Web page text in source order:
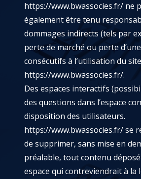
https://www.bwassocies.fr/ ne
également être tenu
dommages indirects (tels par
perte de marché ou perte
consécutifs à l’utilisation du site
https://www.bwassocies.fr/.
Des espaces interactifs
des questions dans l’espace
disposition des utilisateurs.
https://www.bwassocies.fr/se
de supprimer, sans mise en
préalable, tout contenu
espace qui contreviendrait à la